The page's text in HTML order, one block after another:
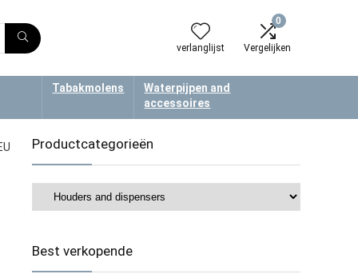
verlanglijst
0
Vergelijken
Tabakmolens
Waterpijpen and
accessoires
Productcategorieën
Best verkopende